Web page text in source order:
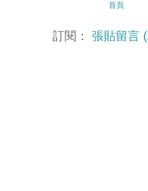
首頁
訂閱：張貼留言